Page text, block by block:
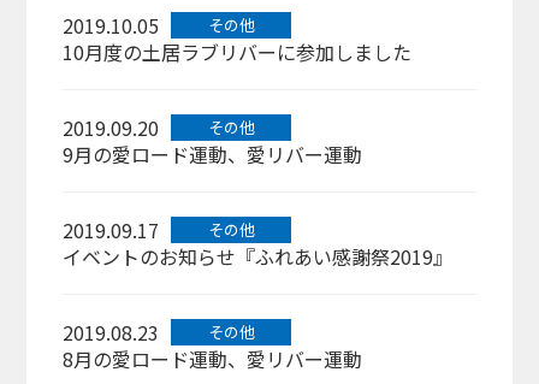
2019.10.05 その他
10月度の土居ラブリバーに参加しました
2019.09.20 その他
9月の愛ロード運動、愛リバー運動
2019.09.17 その他
イベントのお知らせ『ふれあい感謝祭2019』
2019.08.23 その他
8月の愛ロード運動、愛リバー運動